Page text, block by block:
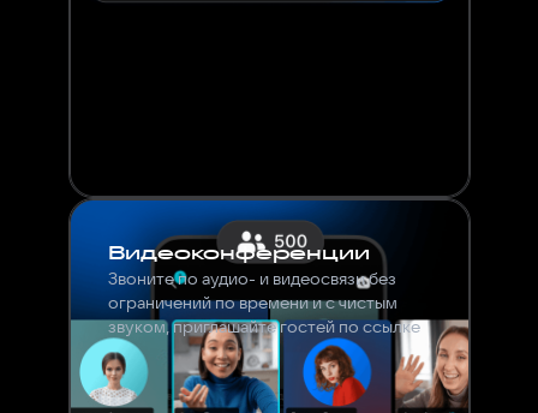
Видеоконференции
Звоните по аудио- и видеосвязи без
ограничений по времени и с чистым
звуком, приглашайте гостей по ссылке